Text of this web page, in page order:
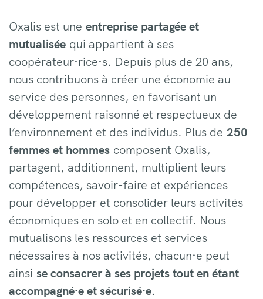
Oxalis est une entreprise partagée et
mutualisée qui appartient à ses
coopérateur·rice·s. Depuis plus de 20 ans,
nous contribuons à créer une économie au
service des personnes, en favorisant un
développement raisonné et respectueux de
l’environnement et des individus. Plus de 250
femmes et hommes composent Oxalis,
partagent, additionnent, multiplient leurs
compétences, savoir-faire et expériences
pour développer et consolider leurs activités
économiques en solo et en collectif. Nous
mutualisons les ressources et services
nécessaires à nos activités, chacun·e peut
ainsi se consacrer à ses projets tout en étant
accompagné·e et sécurisé·e.